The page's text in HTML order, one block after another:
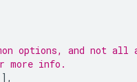
options, and not
more info.
],